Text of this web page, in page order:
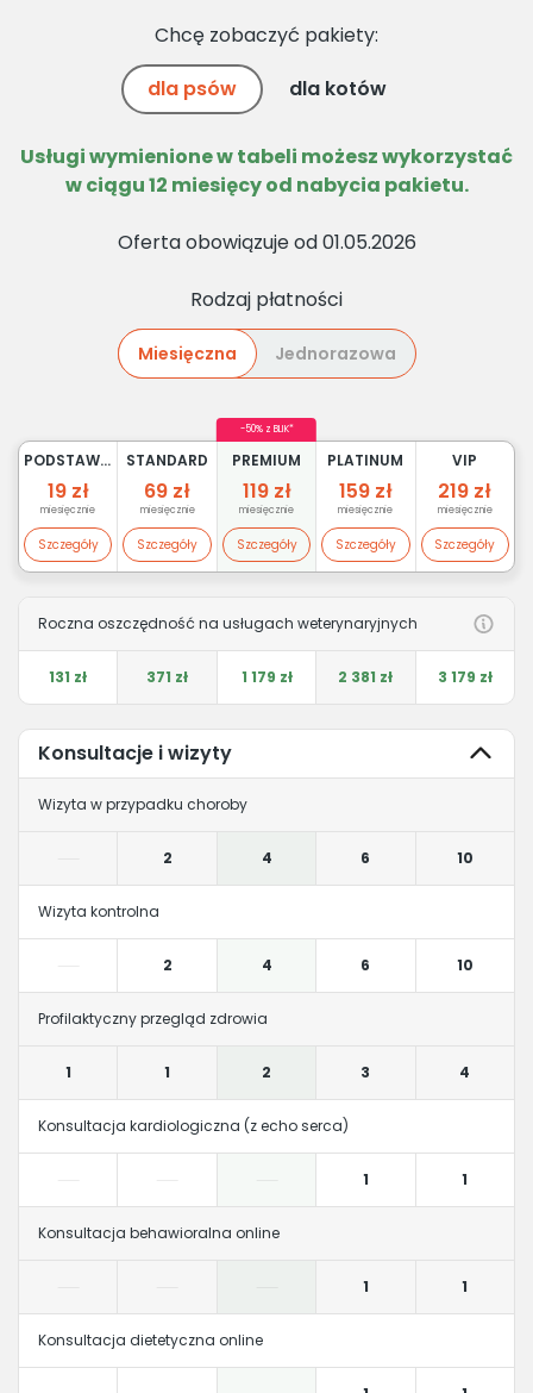
Chcę zobaczyć pakiety:
dla psów
dla kotów
Usługi wymienione w tabeli możesz wykorzystać
w ciągu 12 miesięcy od nabycia pakietu.
Oferta obowiązuje od 01.05.2026
Rodzaj płatności
Miesięczna Jednorazowa
PODSTAWOWY
19 zł
miesięcznie
Szczegóły
STANDARD
69 zł
miesięcznie
Szczegóły
-50% z BLIK*
PREMIUM
119 zł
miesięcznie
Szczegóły
PLATINUM
159 zł
miesięcznie
Szczegóły
VIP
219 zł
miesięcznie
Szczegóły
Roczna oszczędność na usługach weterynaryjnych
131 zł 371 zł 1 179 zł 2 381 zł 3 179 zł
Konsultacje i wizyty
Wizyta w przypadku choroby
2 4 6 10
Wizyta kontrolna
2 4 6 10
Profilaktyczny przegląd zdrowia
1 1 2 3 4
Konsultacja kardiologiczna (z echo serca)
1 1
Konsultacja behawioralna online
1 1
Konsultacja dietetyczna online